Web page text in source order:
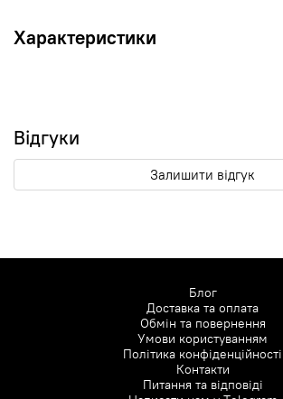
Характеристики
Відгуки
Залишити відгук
Блог
Доставка та оплата
Обмін та повернення
Умови користуванням
Політика конфіденційності
Контакти
Питання та відповіді